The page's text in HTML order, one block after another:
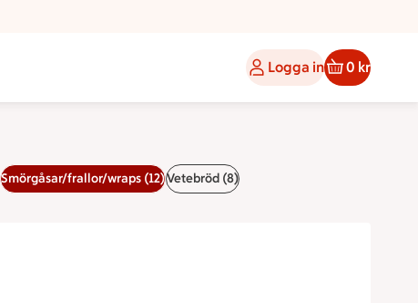
Logga in 0 kr
Smörgåsar/frallor/wraps (12)Vetebröd (8)